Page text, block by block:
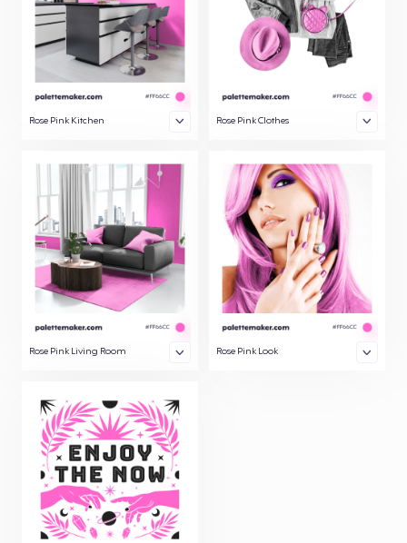
Rose Pink Kitchen Rose Pink Clothes
Rose Pink Living Room Rose Pink Look